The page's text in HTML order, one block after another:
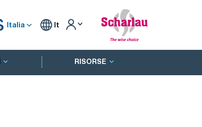
Italia It
RISORSE